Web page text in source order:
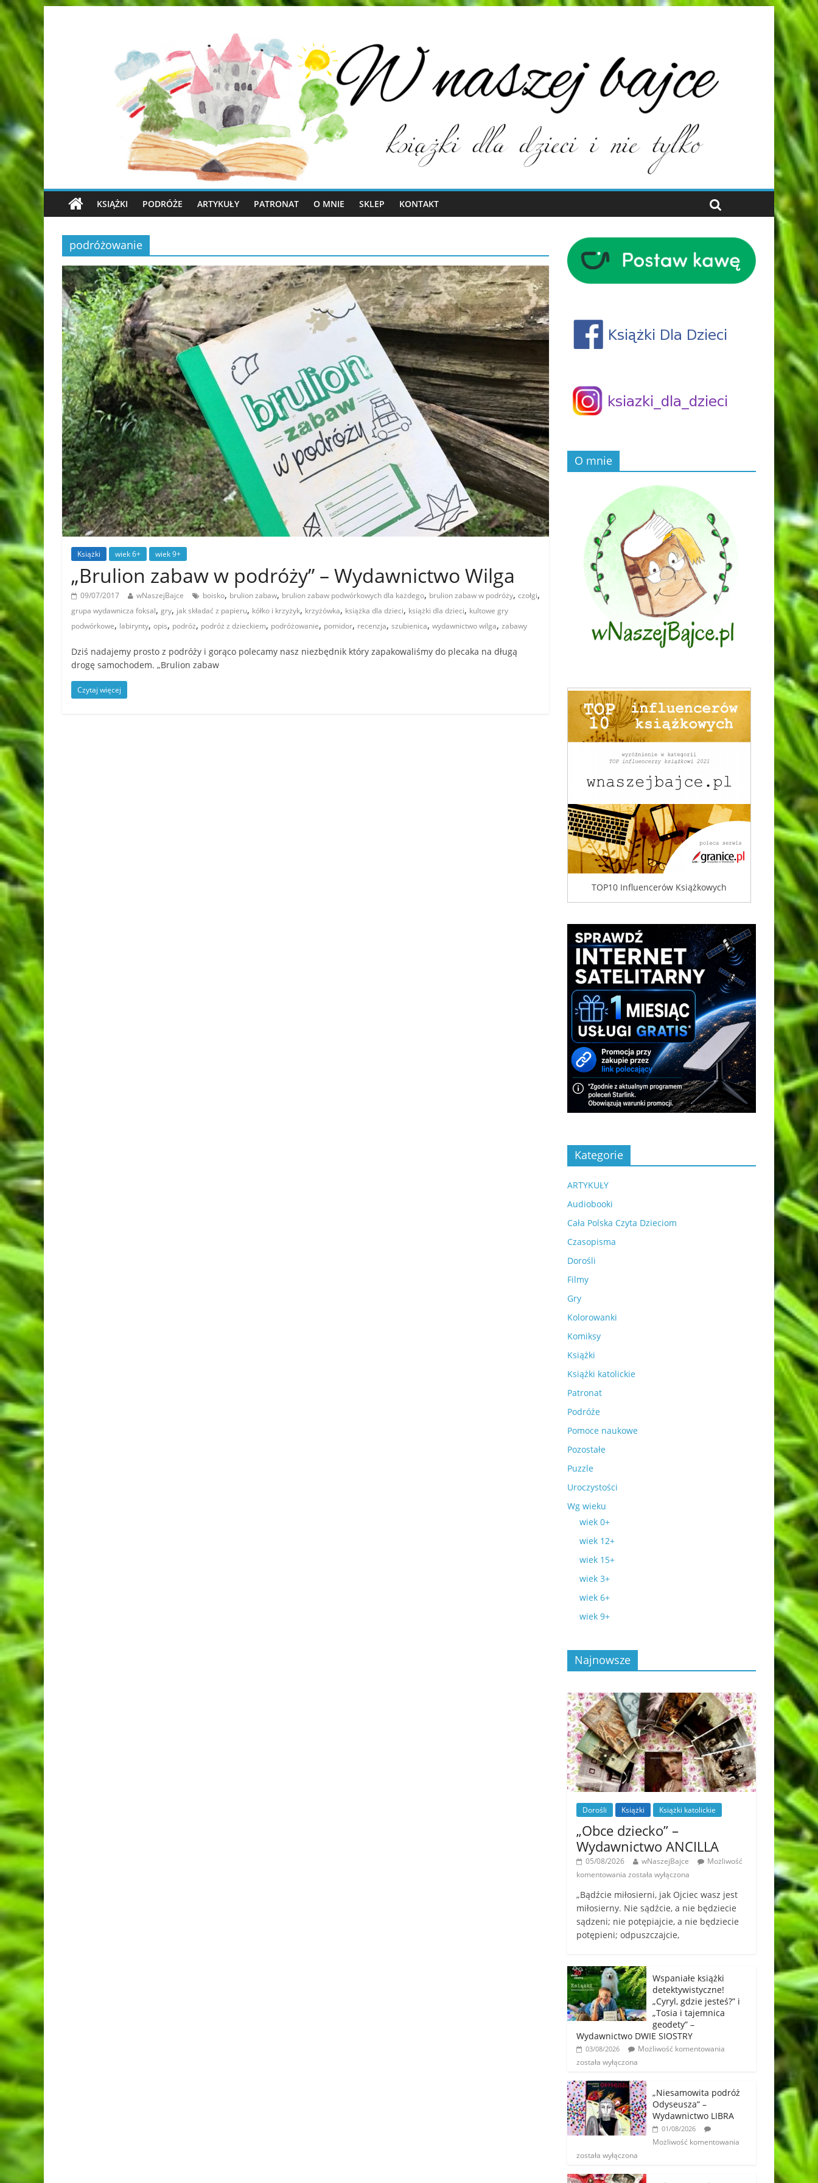
KSIĄŻKI PODRÓŻE ARTYKUŁY PATRONAT O MNIE SKLEP KONTAKT
podróżowanie
Książki wiek 6+ wiek 9+
„Brulion zabaw w podróży” – Wydawnictwo Wilga
09/07/2017 wNaszejBajce boisko, brulion zabaw, brulion zabaw podwórkowych dla każdego, brulion zabaw w podróży, czołgi,
grupa wydawnicza foksal, gry, jak składać z papieru, kółko i krzyżyk, krzyżówka, książka dla dzieci, książki dla dzieci, kultowe gry
podwórkowe, labirynty, opis, podróż, podróż z dzieckiem, podróżowanie, pomidor, recenzja, szubienica, wydawnictwo wilga, zabawy
Dziś nadajemy prosto z podróży i gorąco polecamy nasz niezbędnik który zapakowaliśmy do plecaka na długą
drogę samochodem. „Brulion zabaw
Czytaj więcej
O mnie
TOP10 Influencerów Książkowych
Kategorie
ARTYKUŁY
Audiobooki
Cała Polska Czyta Dzieciom
Czasopisma
Dorośli
Filmy
Gry
Kolorowanki
Komiksy
Książki
Książki katolickie
Patronat
Podróże
Pomoce naukowe
Pozostałe
Puzzle
Uroczystości
Wg wieku
wiek 0+
wiek 12+
wiek 15+
wiek 3+
wiek 6+
wiek 9+
Najnowsze
Dorośli Książki Książki katolickie
„Obce dziecko” –
Wydawnictwo ANCILLA
05/08/2026 wNaszejBajce
Możliwość
komentowania została wyłączona
„Bądźcie miłosierni, jak Ojciec wasz jest
miłosierny. Nie sądźcie, a nie będziecie
sądzeni; nie potępiajcie, a nie będziecie
potępieni; odpuszczajcie,
Wspaniałe książki
detektywistyczne!
„Cyryl, gdzie jesteś?” i
„Tosia i tajemnica
geodety” –
Wydawnictwo DWIE SIOSTRY
03/08/2026
Możliwość komentowania
została wyłączona
„Niesamowita podróż
Odyseusza” –
Wydawnictwo LIBRA
01/08/2026
Możliwość komentowania
została wyłączona